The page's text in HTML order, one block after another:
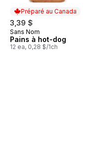
Préparé au Canada
3,39 $
Préparé au Canada
Sans Nom
Pains à hot-dog
12 ea, 0,28 $/1ch
de carême extra-raisins